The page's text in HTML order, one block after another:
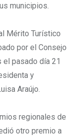
municipios.
Mérito Turístico
por el Consejo
el pasado día 21
y
Araújo.
regionales de
otro premio a